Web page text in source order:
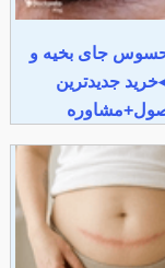
جای بخیه و
جدیدترین